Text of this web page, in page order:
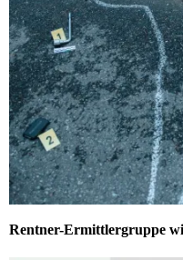
Rentner-Ermittlergruppe